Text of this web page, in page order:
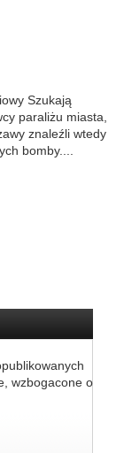
Szukają
paraliżu miasta,
znaleźli wtedy
bomby....
wzbogacone o